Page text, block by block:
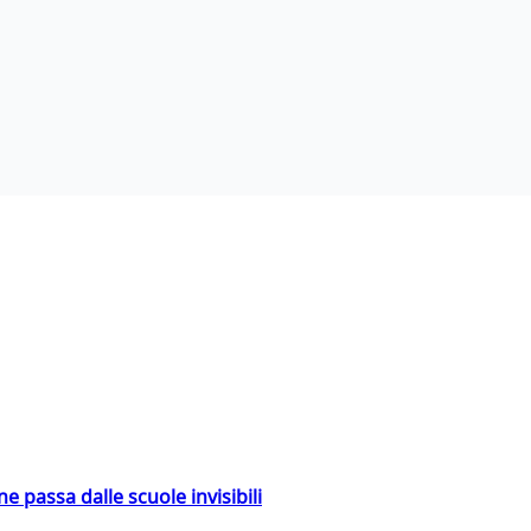
passa dalle scuole invisibili